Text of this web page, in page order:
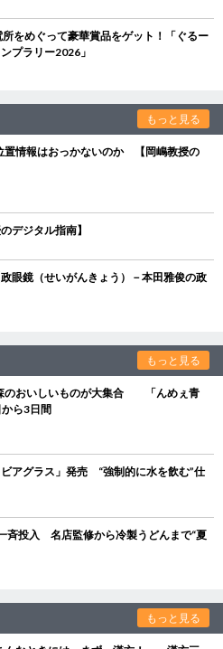
をめぐって豪華賞品をゲット！「ぐるー
プラリー2026」
もっと見る
置情報はおっかないのか 【岡嶋教授の
デジタル指南】
眼鏡（せいがんきょう）－本田雅俊の政
もっと見る
のおいしいものが大集合 「んめぇ青
ら3日間
アグラス」発売 “強制的に水を飲む”仕
斉投入 名店監修から冷製うどんまで“夏
もっと見る